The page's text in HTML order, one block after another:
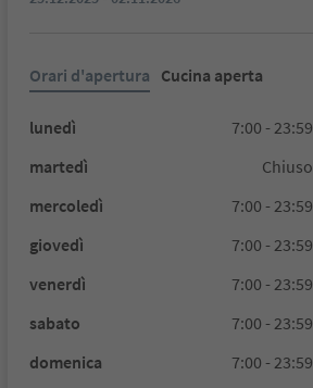
Orari d'apertura Cucina aperta
lunedì
7:00 - 23:59
martedì
Chiuso
mercoledì
7:00 - 23:59
giovedì
7:00 - 23:59
venerdì
7:00 - 23:59
sabato
7:00 - 23:59
domenica
7:00 - 23:59